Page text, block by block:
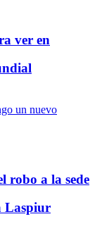
ver en
robo a la sede
Laspiur